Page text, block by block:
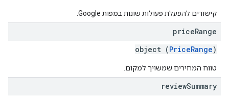
קישורים להפעלת פעולות שונות במפות Google.
priceRange
object (PriceRange)
טווח המחירים שמשויך למקום.
reviewSummary